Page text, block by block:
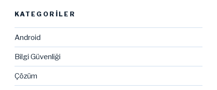
KATEGORILER
Android
Bilgi Güvenliği
Çözüm